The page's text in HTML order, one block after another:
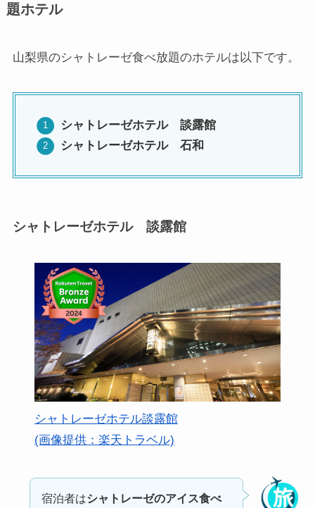
題ホテル
山梨県のシャトレーゼ食べ放題のホテルは以下です。
シャトレーゼホテル 談露館
シャトレーゼホテル 石和
シャトレーゼホテル 談露館
シャトレーゼホテル談露館
(画像提供：楽天トラベル)
宿泊者はシャトレーゼのアイス食べ